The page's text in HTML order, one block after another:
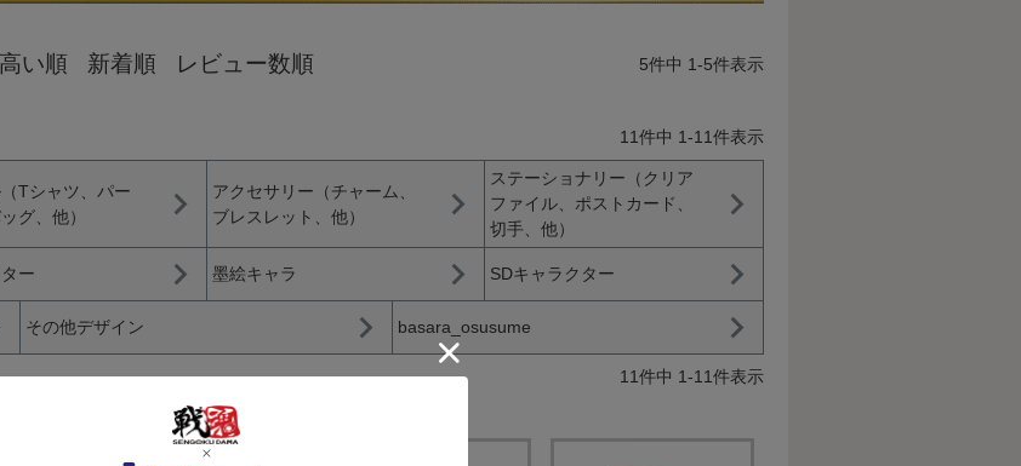
い順 新着順 レビュー数順 5件中 1-5件表示
11件中 1-11件表示
Tシャツ、パー
グ、他）
アクセサリー（チャーム、
ブレスレット、他）
ステーショナリー（クリア
ファイル、ポストカード、
切手、他）
ー 墨絵キャラ SDキャラクター
その他デザイン basara_osusume
11件中 1-11件表示